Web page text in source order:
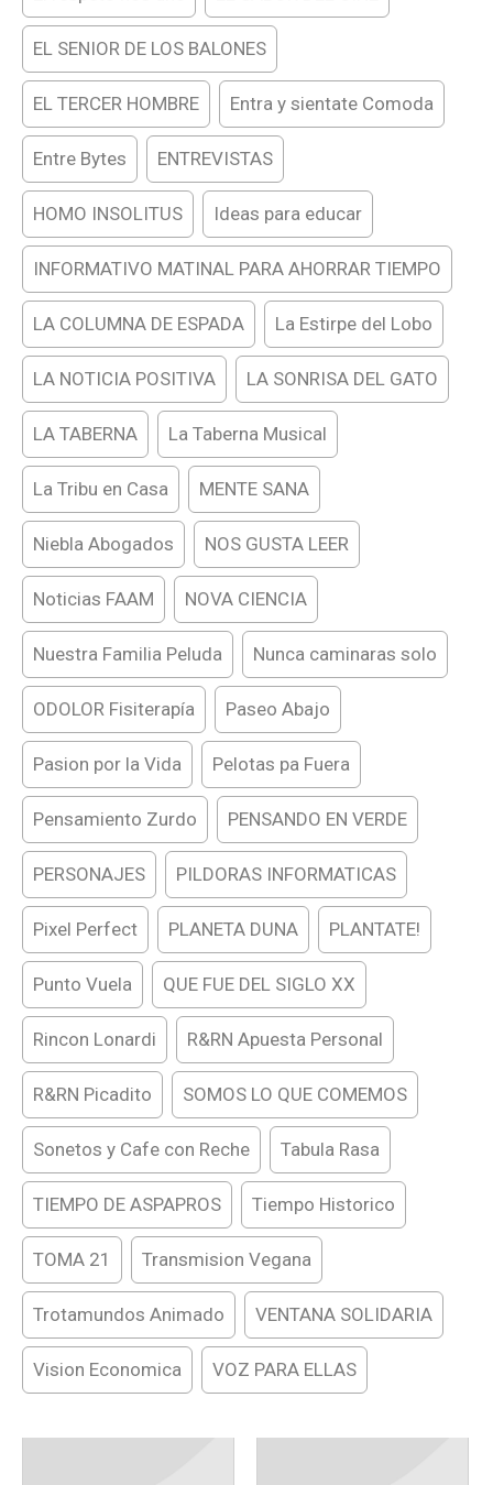
EL SENIOR DE LOS BALONES
EL TERCER HOMBRE Entra y sientate Comoda
Entre Bytes ENTREVISTAS
HOMO INSOLITUS Ideas para educar
INFORMATIVO MATINAL PARA AHORRAR TIEMPO
LA COLUMNA DE ESPADA La Estirpe del Lobo
LA NOTICIA POSITIVA LA SONRISA DEL GATO
LA TABERNA La Taberna Musical
La Tribu en Casa MENTE SANA
Niebla Abogados NOS GUSTA LEER
Noticias FAAM NOVA CIENCIA
Nuestra Familia Peluda Nunca caminaras solo
ODOLOR Fisiterapía Paseo Abajo
Pasion por la Vida Pelotas pa Fuera
Pensamiento Zurdo PENSANDO EN VERDE
PERSONAJES PILDORAS INFORMATICAS
Pixel Perfect PLANETA DUNA PLANTATE!
Punto Vuela QUE FUE DEL SIGLO XX
Rincon Lonardi R&RN Apuesta Personal
R&RN Picadito SOMOS LO QUE COMEMOS
Sonetos y Cafe con Reche Tabula Rasa
TIEMPO DE ASPAPROS Tiempo Historico
TOMA 21 Transmision Vegana
Trotamundos Animado VENTANA SOLIDARIA
Vision Economica VOZ PARA ELLAS